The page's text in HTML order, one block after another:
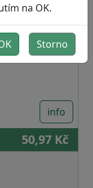
info
50,97 Kč
na OK.
Storno